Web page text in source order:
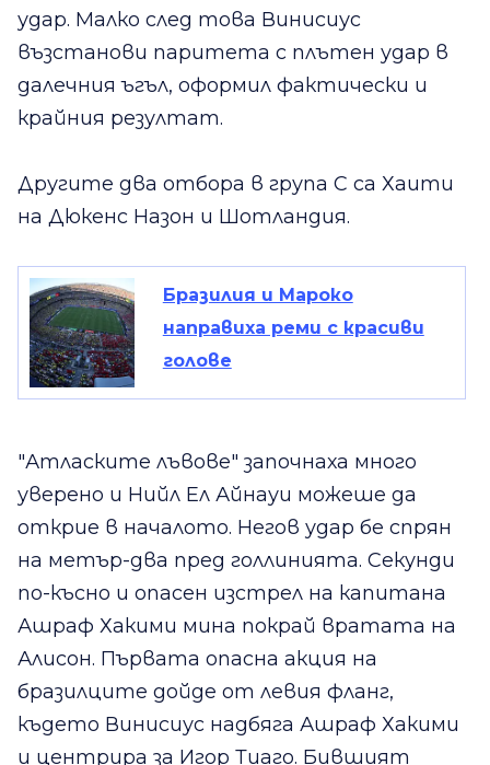
удар. Малко след това Винисиус
възстанови паритета с плътен удар в
далечния ъгъл, оформил фактически и
крайния резултат.
Другите два отбора в група С са Хаити
на Дюкенс Назон и Шотландия.
Бразилия и Мароко
направиха реми с красиви
голове
"Атласките лъвове" започнаха много
уверено и Нийл Ел Айнауи можеше да
открие в началото. Негов удар бе спрян
на метър-два пред голлинията. Секунди
по-късно и опасен изстрел на капитана
Ашраф Хакими мина покрай вратата на
Алисон. Първата опасна акция на
бразилците дойде от левия фланг,
където Винисиус надбяга Ашраф Хакими
и центрира за Игор Тиаго. Бившият